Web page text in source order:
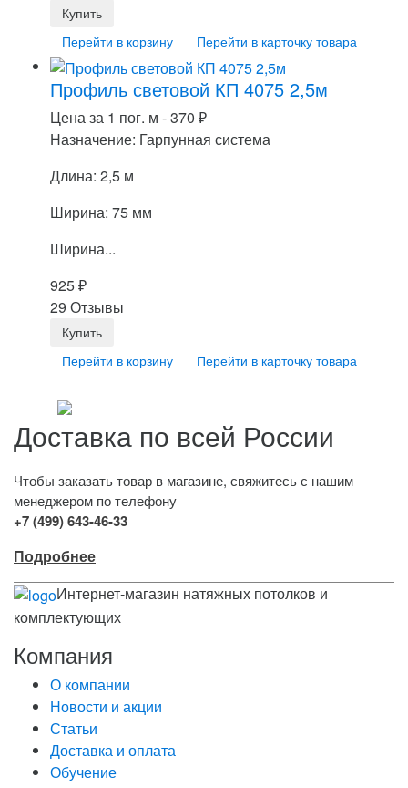
Перейти в корзину Перейти в карточку товара
Профиль световой КП 4075 2,5м
Цена за 1 пог. м -370 ₽
Назначение: Гарпунная система
Длина: 2,5 м
Ширина: 75 мм
Ширина...
925₽
29 Отзывы
Перейти в корзину Перейти в карточку товара
Доставка по всей России
Чтобы заказать товар в магазине, свяжитесь с нашим
менеджером по телефону
+7 (499) 643-46-33
Подробнее
Интернет-магазин натяжных потолков и
комплектующих
Компания
О компании
Новости и акции
Статьи
Доставка и оплата
Обучение